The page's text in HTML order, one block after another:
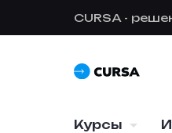
CURSA -
Курсы